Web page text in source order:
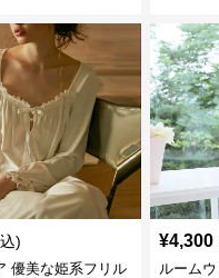
)
優美な姫系フリル
¥4,300
ルーム